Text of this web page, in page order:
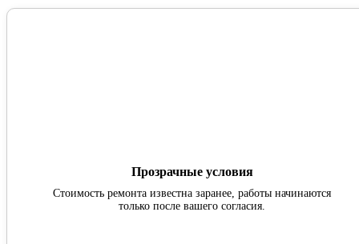
Прозрачные условия
Стоимость ремонта известна заранее, работы начинаются
только после вашего согласия.